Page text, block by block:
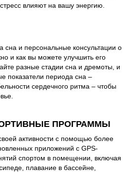
влияют на вашу энергию.
сна и персональные консультации о
и как вы можете улучшить его
разные стадии сна и дремоты, и
показатели периода сна –
сердечного ритма – чтобы
ПРОГРАММЫ
активности с помощью более
приложений с GPS-
спортом в помещении, включая
плавание в бассейне,